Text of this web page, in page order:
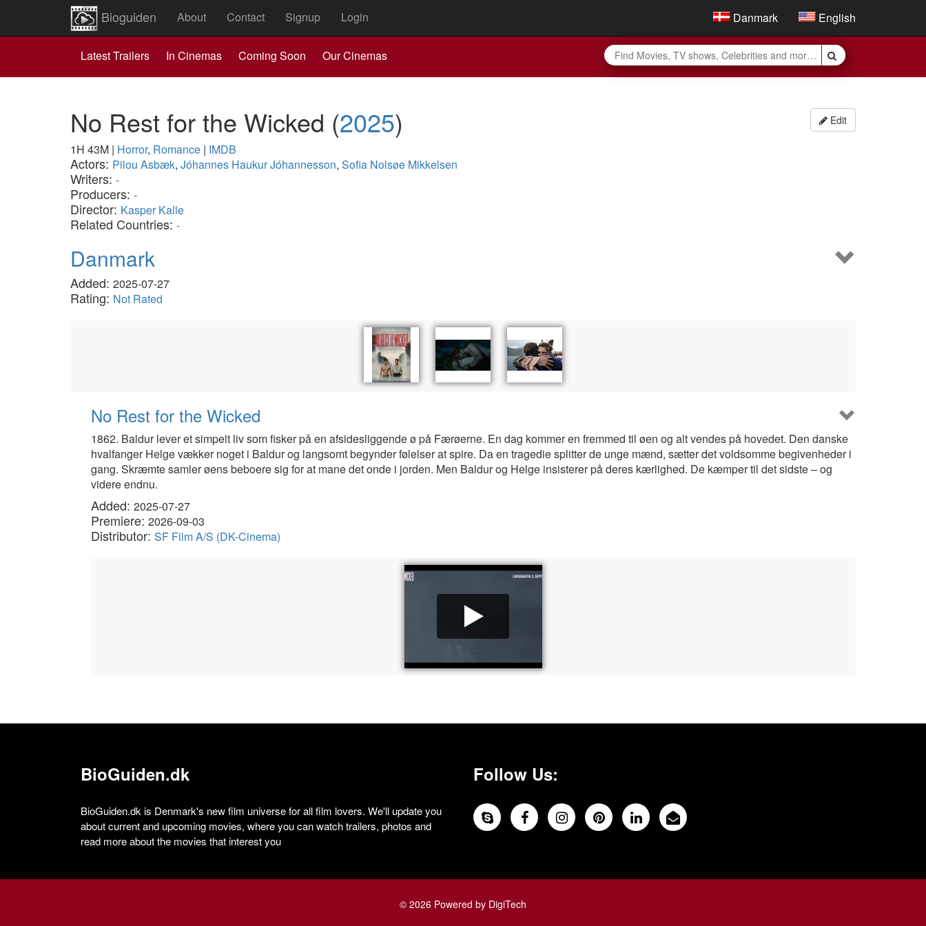
Bioguiden About Contact Signup Login Danmark English
Latest Trailers In Cinemas Coming Soon Our Cinemas
Edit
No Rest for the Wicked (2025)
1H 43M | Horror, Romance | IMDB
Actors: Pilou Asbæk, Jóhannes Haukur Jóhannesson, Sofia Nolsøe Mikkelsen
Writers: -
Producers: -
Director: Kasper Kalle
Related Countries: -
Danmark
Added: 2025-07-27
Rating: Not Rated
No Rest for the Wicked
1862. Baldur lever et simpelt liv som fisker på en afsidesliggende ø på Færøerne. En dag kommer en fremmed til øen og alt vendes på hovedet. Den danske
hvalfanger Helge vækker noget i Baldur og langsomt begynder følelser at spire. Da en tragedie splitter de unge mænd, sætter det voldsomme begivenheder i
gang. Skræmte samler øens beboere sig for at mane det onde i jorden. Men Baldur og Helge insisterer på deres kærlighed. De kæmper til det sidste – og
videre endnu.
Added: 2025-07-27
Premiere: 2026-09-03
Distributor: SF Film A/S (DK-Cinema)
BioGuiden.dk
BioGuiden.dk is Denmark's new film universe for all film lovers. We'll update you
about current and upcoming movies, where you can watch trailers, photos and
read more about the movies that interest you
Follow Us:
© 2026 Powered by DigiTech